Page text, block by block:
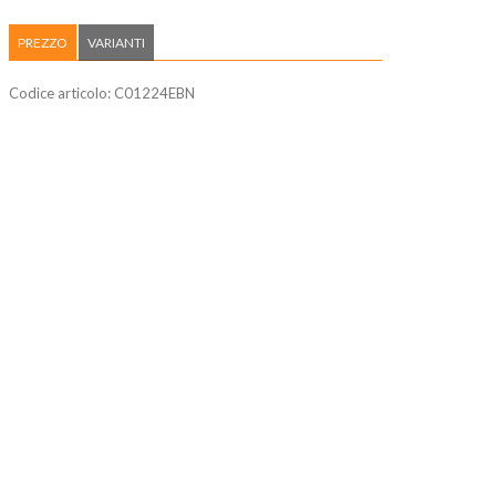
PREZZO VARIANTI
Codice articolo: C01224EBN